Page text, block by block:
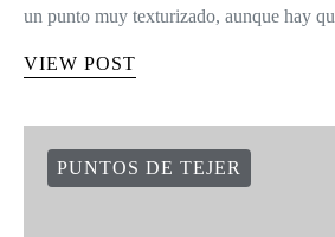
un punto muy texturizado, aunque hay
VIEW POST
PUNTOS DE TEJER